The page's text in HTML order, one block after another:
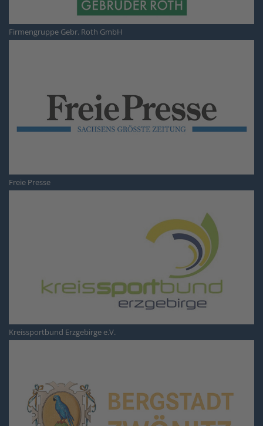
Firmengruppe Gebr. Roth GmbH
Freie Presse
Kreissportbund Erzgebirge e.V.